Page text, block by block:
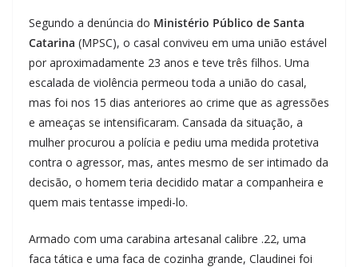
Segundo a denúncia do Ministério Público de Santa
Catarina (MPSC), o casal conviveu em uma união estável
por aproximadamente 23 anos e teve três filhos. Uma
escalada de violência permeou toda a união do casal,
mas foi nos 15 dias anteriores ao crime que as agressões
e ameaças se intensificaram. Cansada da situação, a
mulher procurou a polícia e pediu uma medida protetiva
contra o agressor, mas, antes mesmo de ser intimado da
decisão, o homem teria decidido matar a companheira e
quem mais tentasse impedi-lo.
Armado com uma carabina artesanal calibre .22, uma
faca tática e uma faca de cozinha grande, Claudinei foi